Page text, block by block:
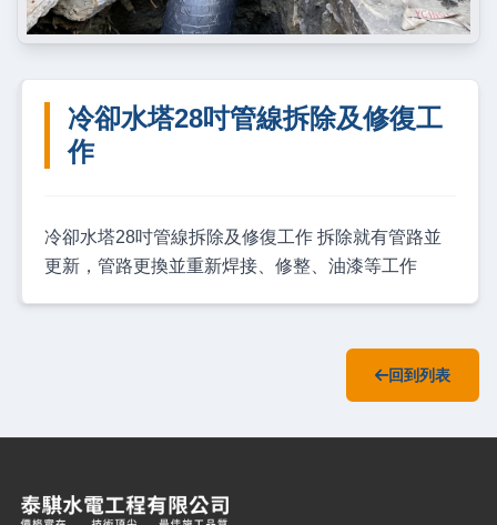
冷卻水塔28吋管線拆除及修復工
作
冷卻水塔28吋管線拆除及修復工作 拆除就有管路並
更新，管路更換並重新焊接、修整、油漆等工作
回到列表
泰騏水電工程有限公司 — 網站概要、主導覽與聯絡方式